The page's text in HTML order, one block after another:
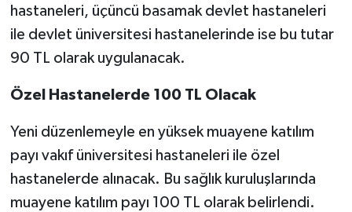
hastaneleri, üçüncü basamak devlet hastaneleri
ile devlet üniversitesi hastanelerinde ise bu tutar
90 TL olarak uygulanacak.
Özel Hastanelerde 100 TL Olacak
Yeni düzenlemeyle en yüksek muayene katılım
payı vakıf üniversitesi hastaneleri ile özel
hastanelerde alınacak. Bu sağlık kuruluşlarında
muayene katılım payı 100 TL olarak belirlendi.